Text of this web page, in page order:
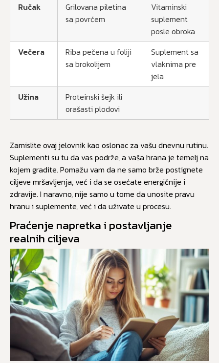
Ručak
Grilovana piletina
sa povrćem
Vitaminski
suplement
posle obroka
Večera
Riba pečena u foliji
sa brokolijem
Suplement sa
vlaknima pre
jela
Užina
Proteinski šejk ili
orašasti plodovi
Zamislite ovaj jelovnik kao oslonac za vašu dnevnu rutinu.
Suplementi su tu da vas podrže, a vaša hrana je temelj na
kojem gradite. Pomažu vam da ne samo brže postignete
ciljeve mršavljenja, već i da se osećate energičnije i
zdravije. I naravno, nije samo u tome da unosite pravu
hranu i suplemente, već i da uživate u procesu.
Praćenje napretka i postavljanje
realnih ciljeva